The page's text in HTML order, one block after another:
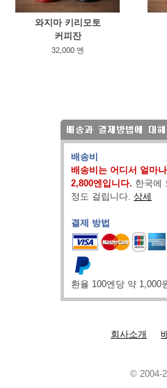
와지마 키리모토
커피잔
32,000 엔
배송비
배송비는 어디서 얼마
2,800엔입니다. 한국에
정도 걸립니다. 상세
결제 방법
환율 100엔당 약 1,000
회사소개
© 2004-